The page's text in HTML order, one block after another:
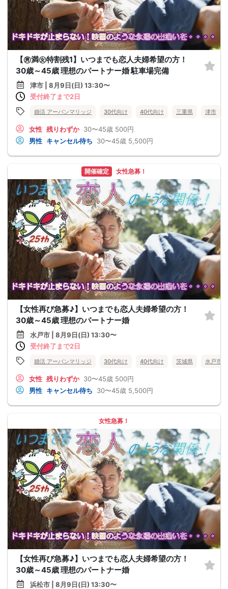
【㊚満㊛特割残1】いつまでも恋人夫婦希望の方！
30歳～45歳 理想のパートナー婚 駐車場完備
津市 | 8月9日(日) 13:30〜
受付終了まで2日
婚活 アーバンマリッジ 30代向け 40代向け 三重県 津市
女性 残りわずか 30〜45歳 500円
男性 キャンセル待ち 30〜45歳 5,500円
開催確定 女性急募！
【女性再び急募♪】いつまでも恋人夫婦希望の方！
30歳～45歳 理想のパートナー婚
水戸市 | 8月9日(日) 13:30〜
受付終了まで2日
婚活 アーバンマリッジ 30代向け 40代向け 茨城県 水戸市
女性 残りわずか 30〜45歳 500円
男性 キャンセル待ち 30〜45歳 5,500円
女性急募！
【女性再び急募♪】いつまでも恋人夫婦希望の方！
30歳～45歳 理想のパートナー婚
浜松市 | 8月9日(日) 13:30〜